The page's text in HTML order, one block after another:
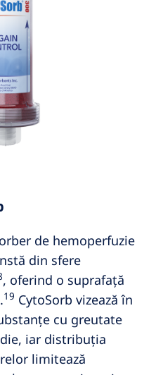
de hemoperfuzie
din sfere
, oferind o suprafață
19 CytoSorb vizează în
cu greutate
iar distribuția
limitează